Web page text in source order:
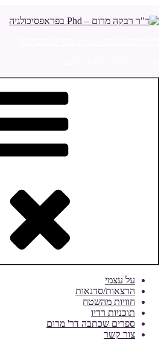
לתוכן
על עצמי
הרצאות/סדנאות
חוויות מהשטח
תוכניות רדיו
ספרים שכתבה דר' מרום
צור קשר